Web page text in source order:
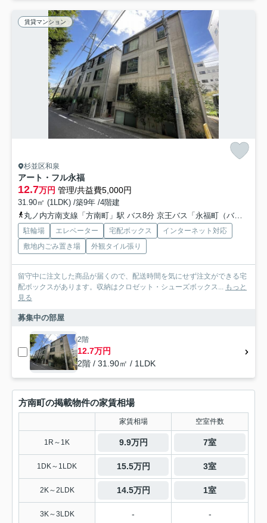
賃貸マンション
杉並区和泉
アート・フル永福
12.7万円 管理/共益費5,000円
31.90㎡ (1LDK) /築9年 /4階建
丸ノ内方南支線「方南町」駅 バス8分 京王バス「永福町（バス）」 停歩3分
駐輪場 エレベーター 宅配ボックス
インターネット対応
敷地内ごみ置き場
外観タイル張り
留守中に注文した商品が届くので、配送時間を気にせず注文ができる宅
配ボックスがあります。収納はクロゼット・シューズボックス... もっと
見る
募集中の部屋
2階
12.7万円
2階 / 31.90㎡ / 1LDK
方南町の掲載物件の家賃相場
家賃相場 空室件数
1R～1K 9.9万円 7室
1DK～1LDK 15.5万円 3室
2K～2LDK 14.5万円 1室
3K～3LDK - -